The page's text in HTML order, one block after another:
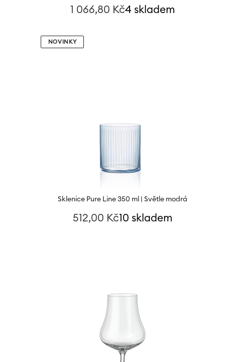
1 066,80 Kč4 skladem
Sklenice Pure Line 350 ml | Světle modrá
512,00 Kč10 skladem
NOVINKY